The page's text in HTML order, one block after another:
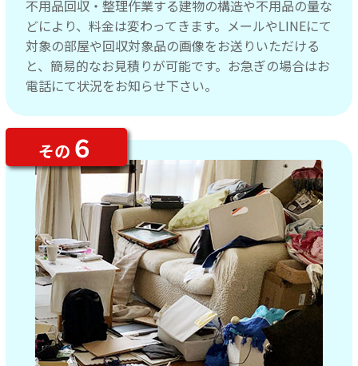
不用品回収・整理作業する建物の構造や不用品の量な
どにより、料金は変わってきます。メールやLINEにて
対象の部屋や回収対象品の画像をお送りいただける
と、簡易的なお見積りが可能です。お急ぎの場合はお
電話にて状況をお知らせ下さい。
その ６